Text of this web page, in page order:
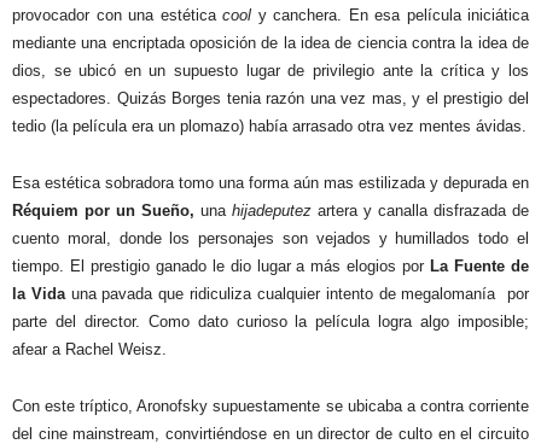
provocador con una estética cool y canchera. En esa película iniciática
mediante una encriptada oposición de la idea de ciencia contra la idea de
dios, se ubicó en un supuesto lugar de privilegio ante la crítica y los
espectadores. Quizás Borges tenia razón una vez mas, y el prestigio del
tedio (la película era un plomazo) había arrasado otra vez mentes ávidas.
Esa estética sobradora tomo una forma aún mas estilizada y depurada en
Réquiem por un Sueño, una hijadeputez artera y canalla disfrazada de
cuento moral, donde los personajes son vejados y humillados todo el
tiempo. El prestigio ganado le dio lugar a más elogios por La Fuente de
la Vida una pavada que ridiculiza cualquier intento de megalomanía
por
parte del director. Como dato curioso la película logra algo imposible;
afear a Rachel Weisz.
Con este tríptico, Aronofsky supuestamente se ubicaba a contra corriente
del cine mainstream, convirtiéndose en un director de culto en el circuito